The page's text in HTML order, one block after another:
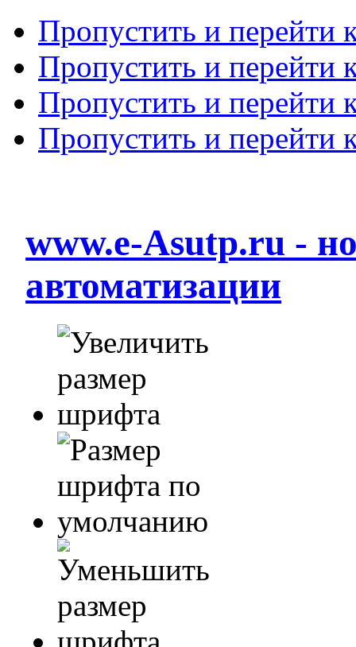
Пропустить и перейти
Пропустить и перейти
Пропустить и перейти
Пропустить и перейти
www.e-Asutp.ru -
автоматизации